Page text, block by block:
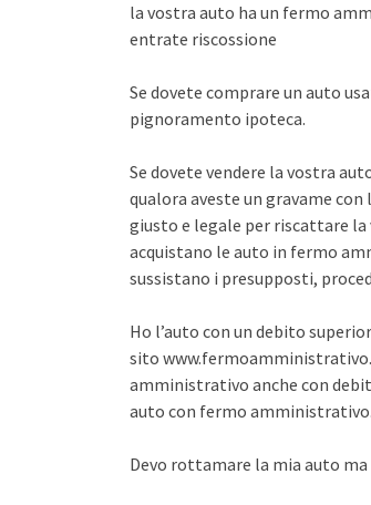
la vostra auto ha un fermo
entrate riscossione
Se dovete comprare un auto
pignoramento ipoteca.
Se dovete vendere la vostra
qualora aveste un gravame
giusto e legale per riscattare
acquistano le auto in fermo
sussistano i presupposti,
Ho l’auto con un debito
sito
amministrativo anche con
auto con fermo amministrativo.
Devo rottamare la mia auto